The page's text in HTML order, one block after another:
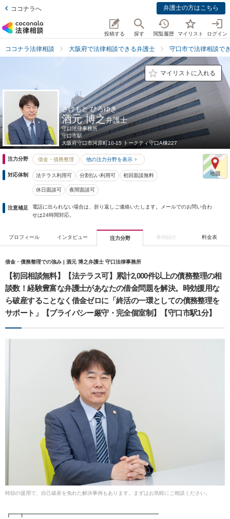
ココナラへ 弁護士の方はこちら
投稿する 探す 閲覧履歴 マイリスト ログイン
ココナラ法律相談 大阪府で法律相談できる弁護士 守口市で法律相談で
マイリストに入れる
さけもと ひろゆき
酒元 博之弁護士
守口法律事務所
守口市駅
大阪府守口市河原町10-15 トークティ守口A棟227
注力分野 借金・債務整理 他の注力分野を表示
対応体制 法テラス利用可 分割払い利用可 初回面談無料
休日面談可 夜間面談可
注意補足
電話に出られない場合は、折り返しご連絡いたします。メールでのお問い合わ
せは24時間対応。
プロフィール インタビュー 注力分野 事例紹介 料金表
借金・債務整理での強み | 酒元 博之弁護士 守口法律事務所
【初回相談無料】【法テラス可】累計2,000件以上の債務整理の相
談数！経験豊富な弁護士があなたの借金問題を解決。時効援用な
ら破産することなく借金ゼロに「終活の一環としての債務整理を
サポート」【プライバシー厳守・完全個室制】【守口市駅1分】
時効の援用で、自己破産を免れた解決事例もあります。まずはお気軽にご相談ください。
┏━┳━━━━━━━━━━━━━━━━━━━━